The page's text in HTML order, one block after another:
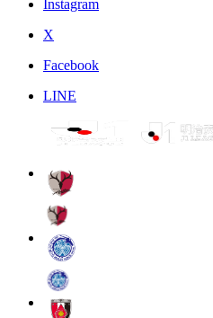
Instagram
X
Facebook
LINE